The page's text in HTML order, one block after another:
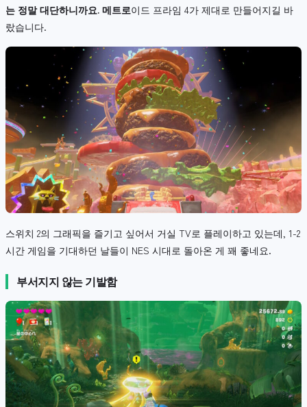
는 정말 대단하니까요. 메트로이드 프라임 4가 제대로 만들어지길 바
랐습니다.
스위치 2의 그래픽을 즐기고 싶어서 거실 TV로 플레이하고 있는데, 1-2
시간 게임을 기대하던 날들이 NES 시대로 돌아온 게 꽤 좋네요.
부서지지 않는 기발함